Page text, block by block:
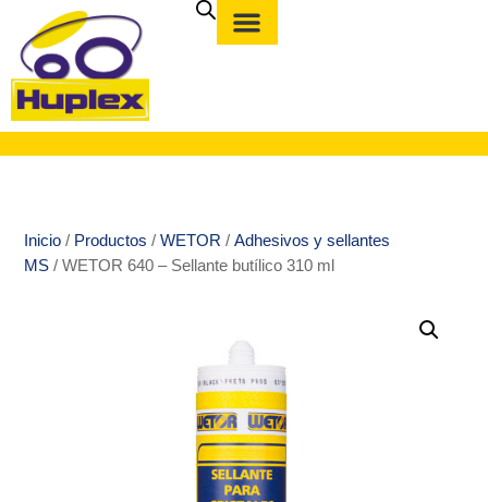
Inicio / Productos / WETOR / Adhesivos y sellantes
MS / WETOR 640 – Sellante butílico 310 ml